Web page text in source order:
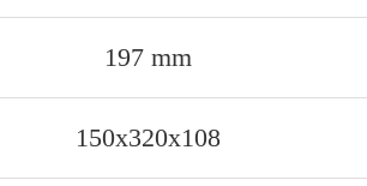
197 mm
150x320x108